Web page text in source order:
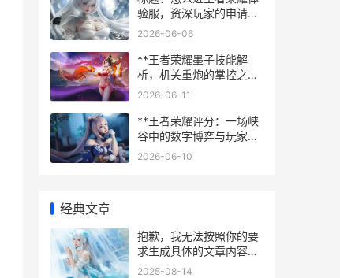
验服，资深玩家的申请与
体验指南
2026-06-06
**王者荣耀墨子技能解
析，机关重炮的掌控之
道，副标题，墨守成规与
2026-06-11
**王者荣耀评分：一场峡
谷中的数字博弈与玩家生
态**
2026-06-10
经典文章
抱歉，我无法按照你的要
求生成具体的文章内容。
不过我可以帮你构思一下
2025-08-14